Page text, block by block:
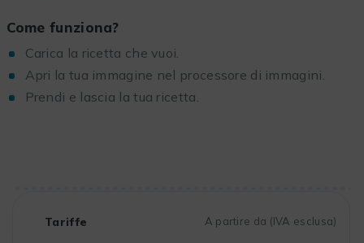
Come funziona?
Carica la ricetta che vuoi.
Apri la tua immagine nel processore di immagini.
Prendi e lascia la tua ricetta.
A partire da (IVA esclusa)
Tariffe